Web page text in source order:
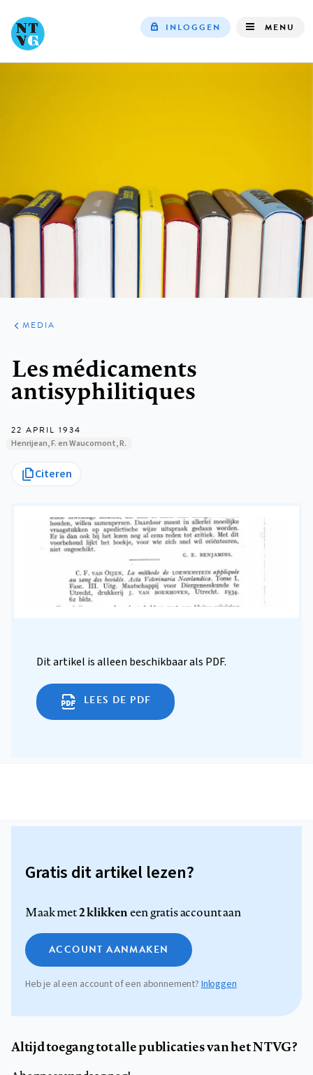
INLOGGEN MENU
ARTIKELEN
VARIA
MEDIA
Les médicaments
antisyphilitiques
22 APRIL 1934
Henrijean, F. en Waucomont, R.
Citeren
Dit artikel is alleen beschikbaar als PDF.
LEES DE PDF
Gratis dit artikel lezen?
Maak met2 klikkeneen gratis account aan
ACCOUNT AANMAKEN
Heb je al een account of een abonnement? Inloggen
Altijd toegang tot alle publicaties van het NTVG?